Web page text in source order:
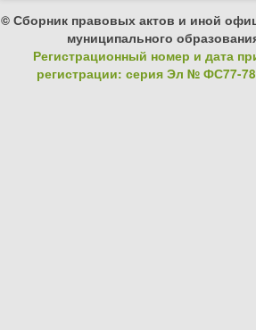
© Сборник правовых актов и иной
муниципального
Регистрационный номер и дата
регистрации: серия Эл № ФС77-